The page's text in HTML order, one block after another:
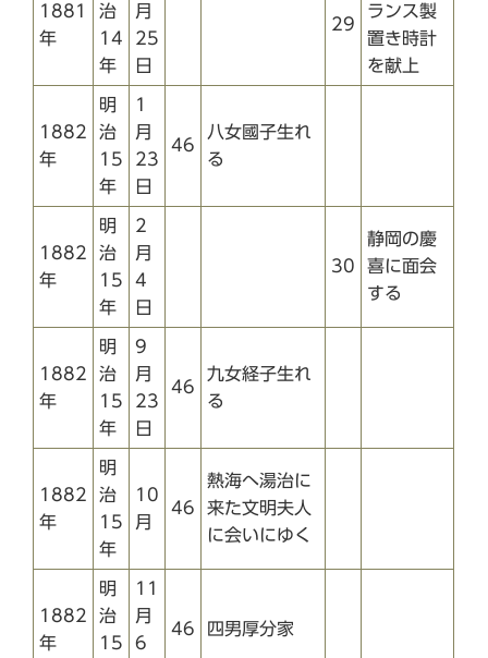
1881
年
治
14
年
月
25
日
29
ランス製
置き時計
を献上
1882
年
明
治
15
年
1
月
23
日
46
八女國子生れ
る
1882
年
明
治
15
年
2
月
4
日
30
静岡の慶
喜に面会
する
1882
年
明
治
15
年
9
月
23
日
46
九女経子生れ
る
1882
年
明
治
15
年
10
月
46
熱海へ湯治に
来た文明夫人
に会いにゆく
1882
年
明
治
15
11
月
6
46 四男厚分家